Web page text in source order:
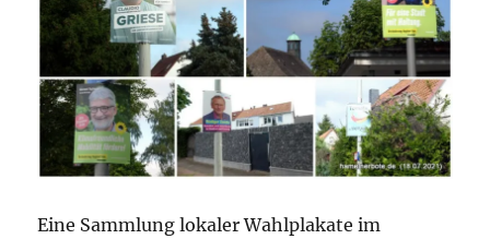
Eine Sammlung lokaler Wahlplakate im